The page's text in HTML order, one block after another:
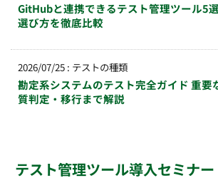
GitHubと連携できるテスト管理ツール5
選び方を徹底比較
2026/07/25 : テストの種類
勘定系システムのテスト完全ガイド 重要
質判定・移行まで解説
テスト管理ツール導入セミナー